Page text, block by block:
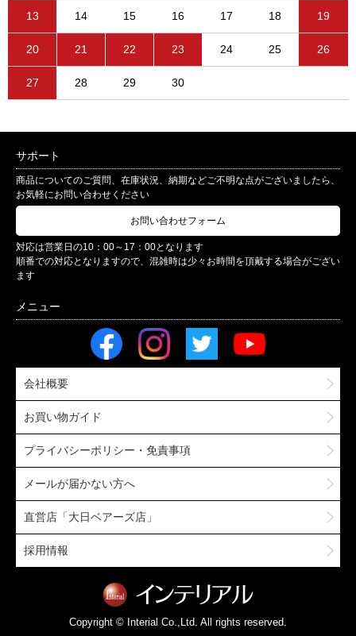
13 14 15 16 17 18 19
20 21 22 23 24 25 26
27 28 29 30
サポート
商品についてのご質問、在庫状況、納期などご不明な点がございましたら、
お気軽にお問い合わせください
お問い合わせフォーム
対応は営業日の10：00～17：00となります
順番での対応となりますので、混雑時は少々お時間を頂戴する場合がござい
ます
会社概要
お買い物ガイド
プライバシーポリシー・免責事項
メールが届かない方へ
直営店「大日ベアーズ店」
採用情報
Copyright © Interial Co.,Ltd. All rights reserved.